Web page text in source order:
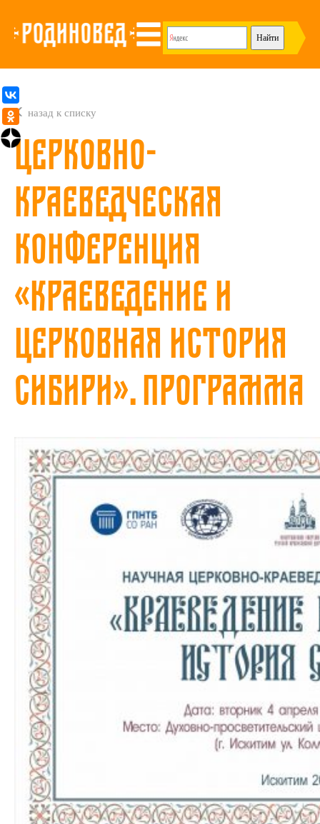
назад к списку
Церковно-
краеведческая
конференция
«Краеведение и
церковная история
Сибири». Программа